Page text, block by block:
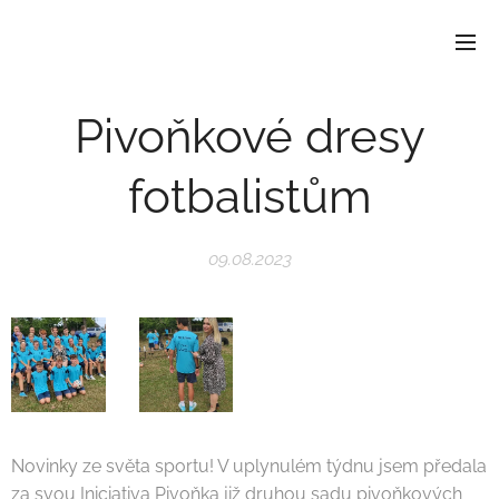
Pivoňkové dresy
fotbalistům
09.08.2023
Novinky ze světa sportu! V uplynulém týdnu jsem předala
za svou Iniciativa Pivoňka již druhou sadu pivoňkových